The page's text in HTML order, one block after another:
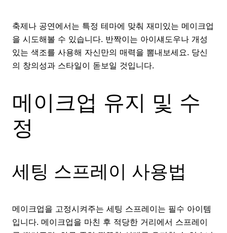
축제나 공연에서는 특정 테마에 맞춰 재미있는 메이크업
을 시도해볼 수 있습니다. 반짝이는 아이섀도우나 개성
있는 색조를 사용해 자신만의 매력을 뽐내보세요. 당신
의 창의성과 스타일이 돋보일 것입니다.
메이크업 유지 및 수
정
세팅 스프레이 사용법
메이크업을 고정시켜주는 세팅 스프레이는 필수 아이템
입니다. 메이크업을 마친 후 적당한 거리에서 스프레이